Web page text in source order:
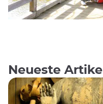
Neueste Artikel